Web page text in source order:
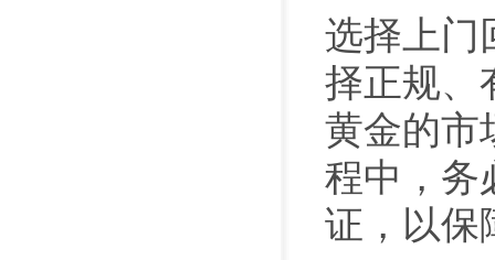
选择上门
择正规、
黄金的市
程中，务
证，以保